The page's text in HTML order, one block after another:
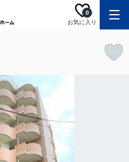
お気に入り
0